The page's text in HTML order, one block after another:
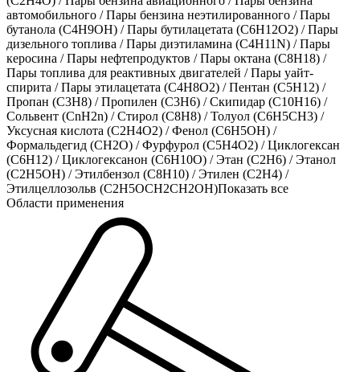
автомобильного /Пары бензина неэтилированного /Пары
бутанола (C4H9OH) /Пары бутилацетата (C6H12O2) /Пары
дизельного топлива /Пары диэтиламина (C4H11N) /Пары
керосина /Пары нефтепродуктов /Пары октана (C8H18) /
Пары топлива для реактивных двигателей /Пары уайт-
спирита /Пары этилацетата (C4H8O2) /Пентан (C5H12) /
Пропан (C3H8) /Пропилен (C3H6) /Скипидар (С10Н16) /
Сольвент (СnН2n) /Стирол (С8Н8) /Толуол (C6H5CH3) /
Уксусная кислота (C2H4O2) /Фенол (C6H5OH) /
Формальдегид (CH2O) /Фурфурол (C5H4O2) /Циклогексан
(C6H12) /Циклогексанон (C6H10O) /Этан (C2H6) /Этанол
(C2H5OH) /Этилбензол (C8H10) /Этилен (C2H4) /
Этилцеллозольв (C2H5OCH2CH2OH)Показать все
Области применения